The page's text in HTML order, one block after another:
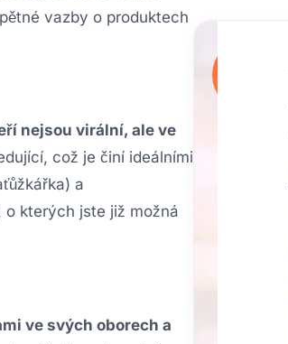
vazby o produktech
nejsou virální, ale ve
což je činí ideálními
a
kterých jste již možná
ve svých oborech a